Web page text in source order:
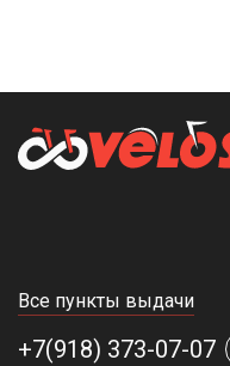
Все пункты выдачи
+7(918) 373-07-07